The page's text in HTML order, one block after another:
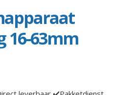
16-63mm